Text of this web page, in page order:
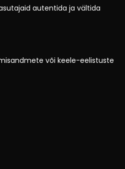
autentida ja vältida
või keele-eelistuste